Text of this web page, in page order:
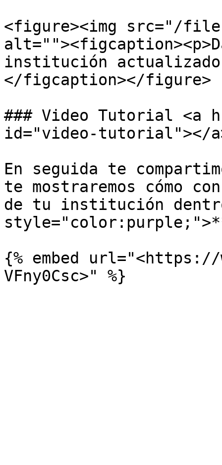
<figure><img src="/files/
institución
</figcaption></figure>
### Video Tutorial <a
id="video-tutorial"></
En seguida te
te mostraremos cómo
de tu institución
{% embed url="<https://